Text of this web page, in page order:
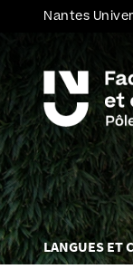
Nantes
Vous
LANGUES ET